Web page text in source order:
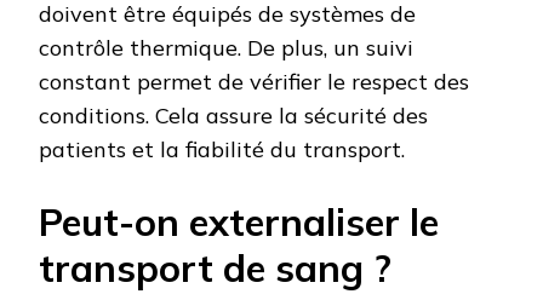
doivent être équipés de systèmes de
contrôle thermique. De plus, un suivi
constant permet de vérifier le respect des
conditions. Cela assure la sécurité des
patients et la fiabilité du transport.
Peut-on externaliser le
transport de sang ?